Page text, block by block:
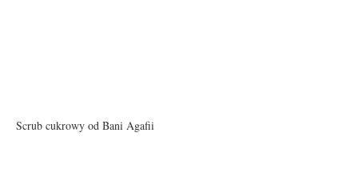
Scrub cukrowy od Bani Agafii